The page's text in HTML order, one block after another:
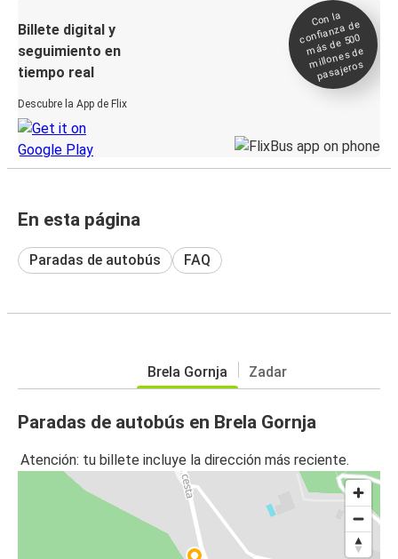
Billete digital y
seguimiento en
tiempo real
Descubre la App de Flix
Con la
confianza de
más de 500
millones de
pasajeros
En esta página
Paradas de autobús FAQ
Brela Gornja Zadar
Paradas de autobús en Brela Gornja
Atención: tu billete incluye la dirección más reciente.